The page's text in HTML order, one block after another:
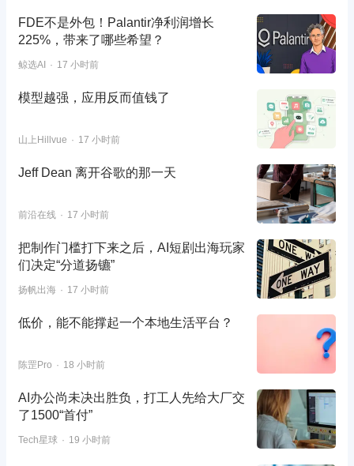
FDE不是外包！Palantir净利润增长
225%，带来了哪些希望？
鲸选AI 17 小时前
模型越强，应用反而值钱了
山上Hillvue 17 小时前
Jeff Dean 离开谷歌的那一天
前沿在线 17 小时前
把制作门槛打下来之后，AI短剧出海玩家
们决定“分道扬镳”
扬帆出海 17 小时前
低价，能不能撑起一个本地生活平台？
陈罡Pro 18 小时前
AI办公尚未决出胜负，打工人先给大厂交
了1500“首付”
Tech星球 19 小时前